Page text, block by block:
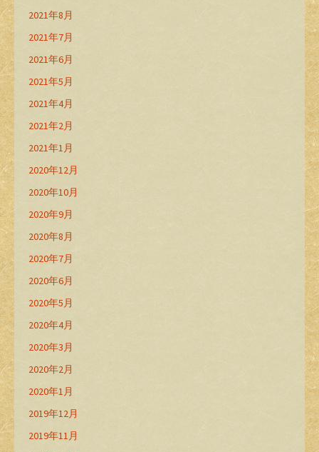
2021年8月
2021年7月
2021年6月
2021年5月
2021年4月
2021年2月
2021年1月
2020年12月
2020年10月
2020年9月
2020年8月
2020年7月
2020年6月
2020年5月
2020年4月
2020年3月
2020年2月
2020年1月
2019年12月
2019年11月